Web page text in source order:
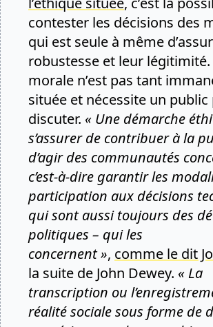
contester les décisions des
qui est seule à même
robustesse et leur légitimité.
morale n’est pas tant
située et nécessite un public
discuter. « Une démarche
s’assurer de contribuer à la
d’agir des communautés
c’est-à-dire garantir les
participation aux décisions
qui sont aussi toujours des
politiques – qui les
concernent », comme le dit
la suite de John Dewey. « La
transcription ou
réalité sociale sous forme de